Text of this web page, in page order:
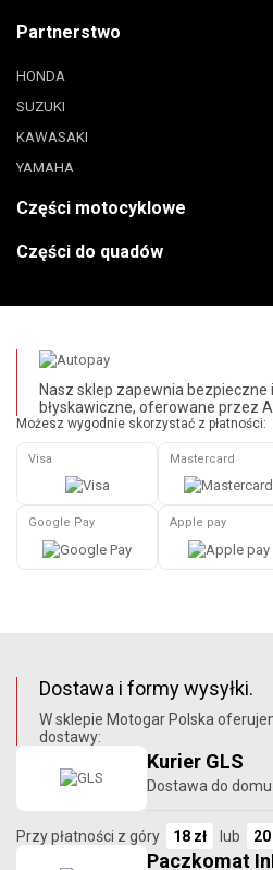
Partnerstwo
HONDA
SUZUKI
KAWASAKI
YAMAHA
Części motocyklowe
Części do quadów
Nasz sklep zapewnia bezpieczne
błyskawiczne, oferowane przez
Możesz wygodnie skorzystać z płatności:
Visa Mastercard
Google Pay Apple pay
Dostawa i formy wysyłki.
W sklepie Motogar Polska
dostawy:
Kurier GLS
Dostawa do domu
Przy płatności z góry 18 zł lub 20
Paczkomat